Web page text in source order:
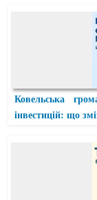
Ковельська
інвестицій: що